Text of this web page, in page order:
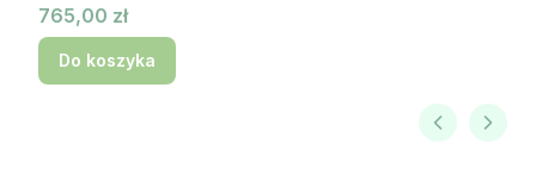
Cena
765,00 zł
Do koszyka